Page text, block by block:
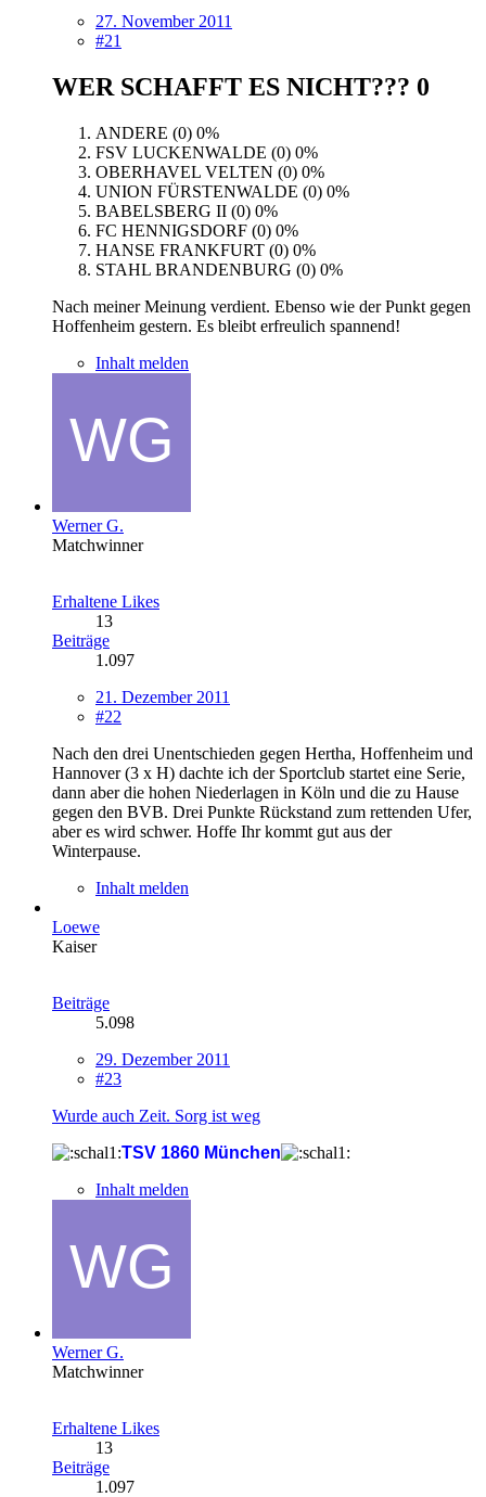
27. November 2011
#21
WER SCHAFFT ES NICHT??? 0
ANDERE (0) 0%
FSV LUCKENWALDE (0) 0%
OBERHAVEL VELTEN (0) 0%
UNION FÜRSTENWALDE (0) 0%
BABELSBERG II (0) 0%
FC HENNIGSDORF (0) 0%
HANSE FRANKFURT (0) 0%
STAHL BRANDENBURG (0) 0%
Nach meiner Meinung verdient. Ebenso wie der Punkt gegen
Hoffenheim gestern. Es bleibt erfreulich spannend!
Inhalt melden
Werner G.
Matchwinner
Erhaltene Likes
13
Beiträge
1.097
21. Dezember 2011
#22
Nach den drei Unentschieden gegen Hertha, Hoffenheim und
Hannover (3 x H) dachte ich der Sportclub startet eine Serie,
dann aber die hohen Niederlagen in Köln und die zu Hause
gegen den BVB. Drei Punkte Rückstand zum rettenden Ufer,
aber es wird schwer. Hoffe Ihr kommt gut aus der
Winterpause.
Inhalt melden
Loewe
Kaiser
Beiträge
5.098
29. Dezember 2011
#23
Wurde auch Zeit. Sorg ist weg
TSV 1860 München
Inhalt melden
Werner G.
Matchwinner
Erhaltene Likes
13
Beiträge
1.097